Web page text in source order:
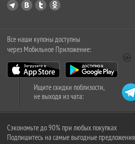
Все наши купоны доступны
через Мобильное Приложение:
Ищите скидки поблизости,
не выходя из чата:
Сэкономьте до 90% при любых покупках
Подпишитесь на самые выгодные предложения